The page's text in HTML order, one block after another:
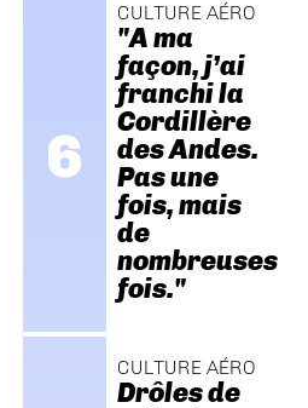
CULTURE AÉRO
"A ma
façon, j’ai
franchi la
Cordillère
des Andes.
Pas une
fois, mais
de
nombreuses
fois."
CULTURE AÉRO
Drôles de